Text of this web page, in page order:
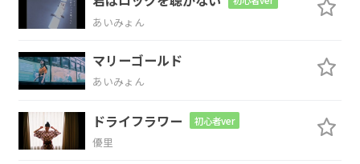
あな
F
たは未来が
G
すれ
Am
違いは案外
Em
想定外
あいみょん
マリーゴールド
あいみょん
ドライフラワー 初心者ver
優里